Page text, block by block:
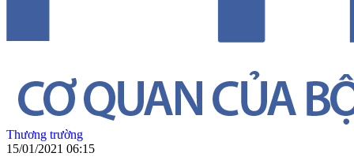
Thương trường
15/01/2021 06:15